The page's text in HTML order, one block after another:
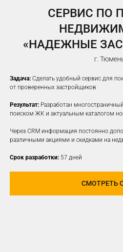
СЕРВИС ПО
«НАДЕЖНЫЕ
г.
Задача: Сделать удобный сервис для
от проверенных застройщиков
Результат: Разработан
поиском ЖК и актуальным каталогом
Через CRM информация постоянно
различными акциями и скидками на
Срок разработки: 57 дней
СМОТРЕТЬ